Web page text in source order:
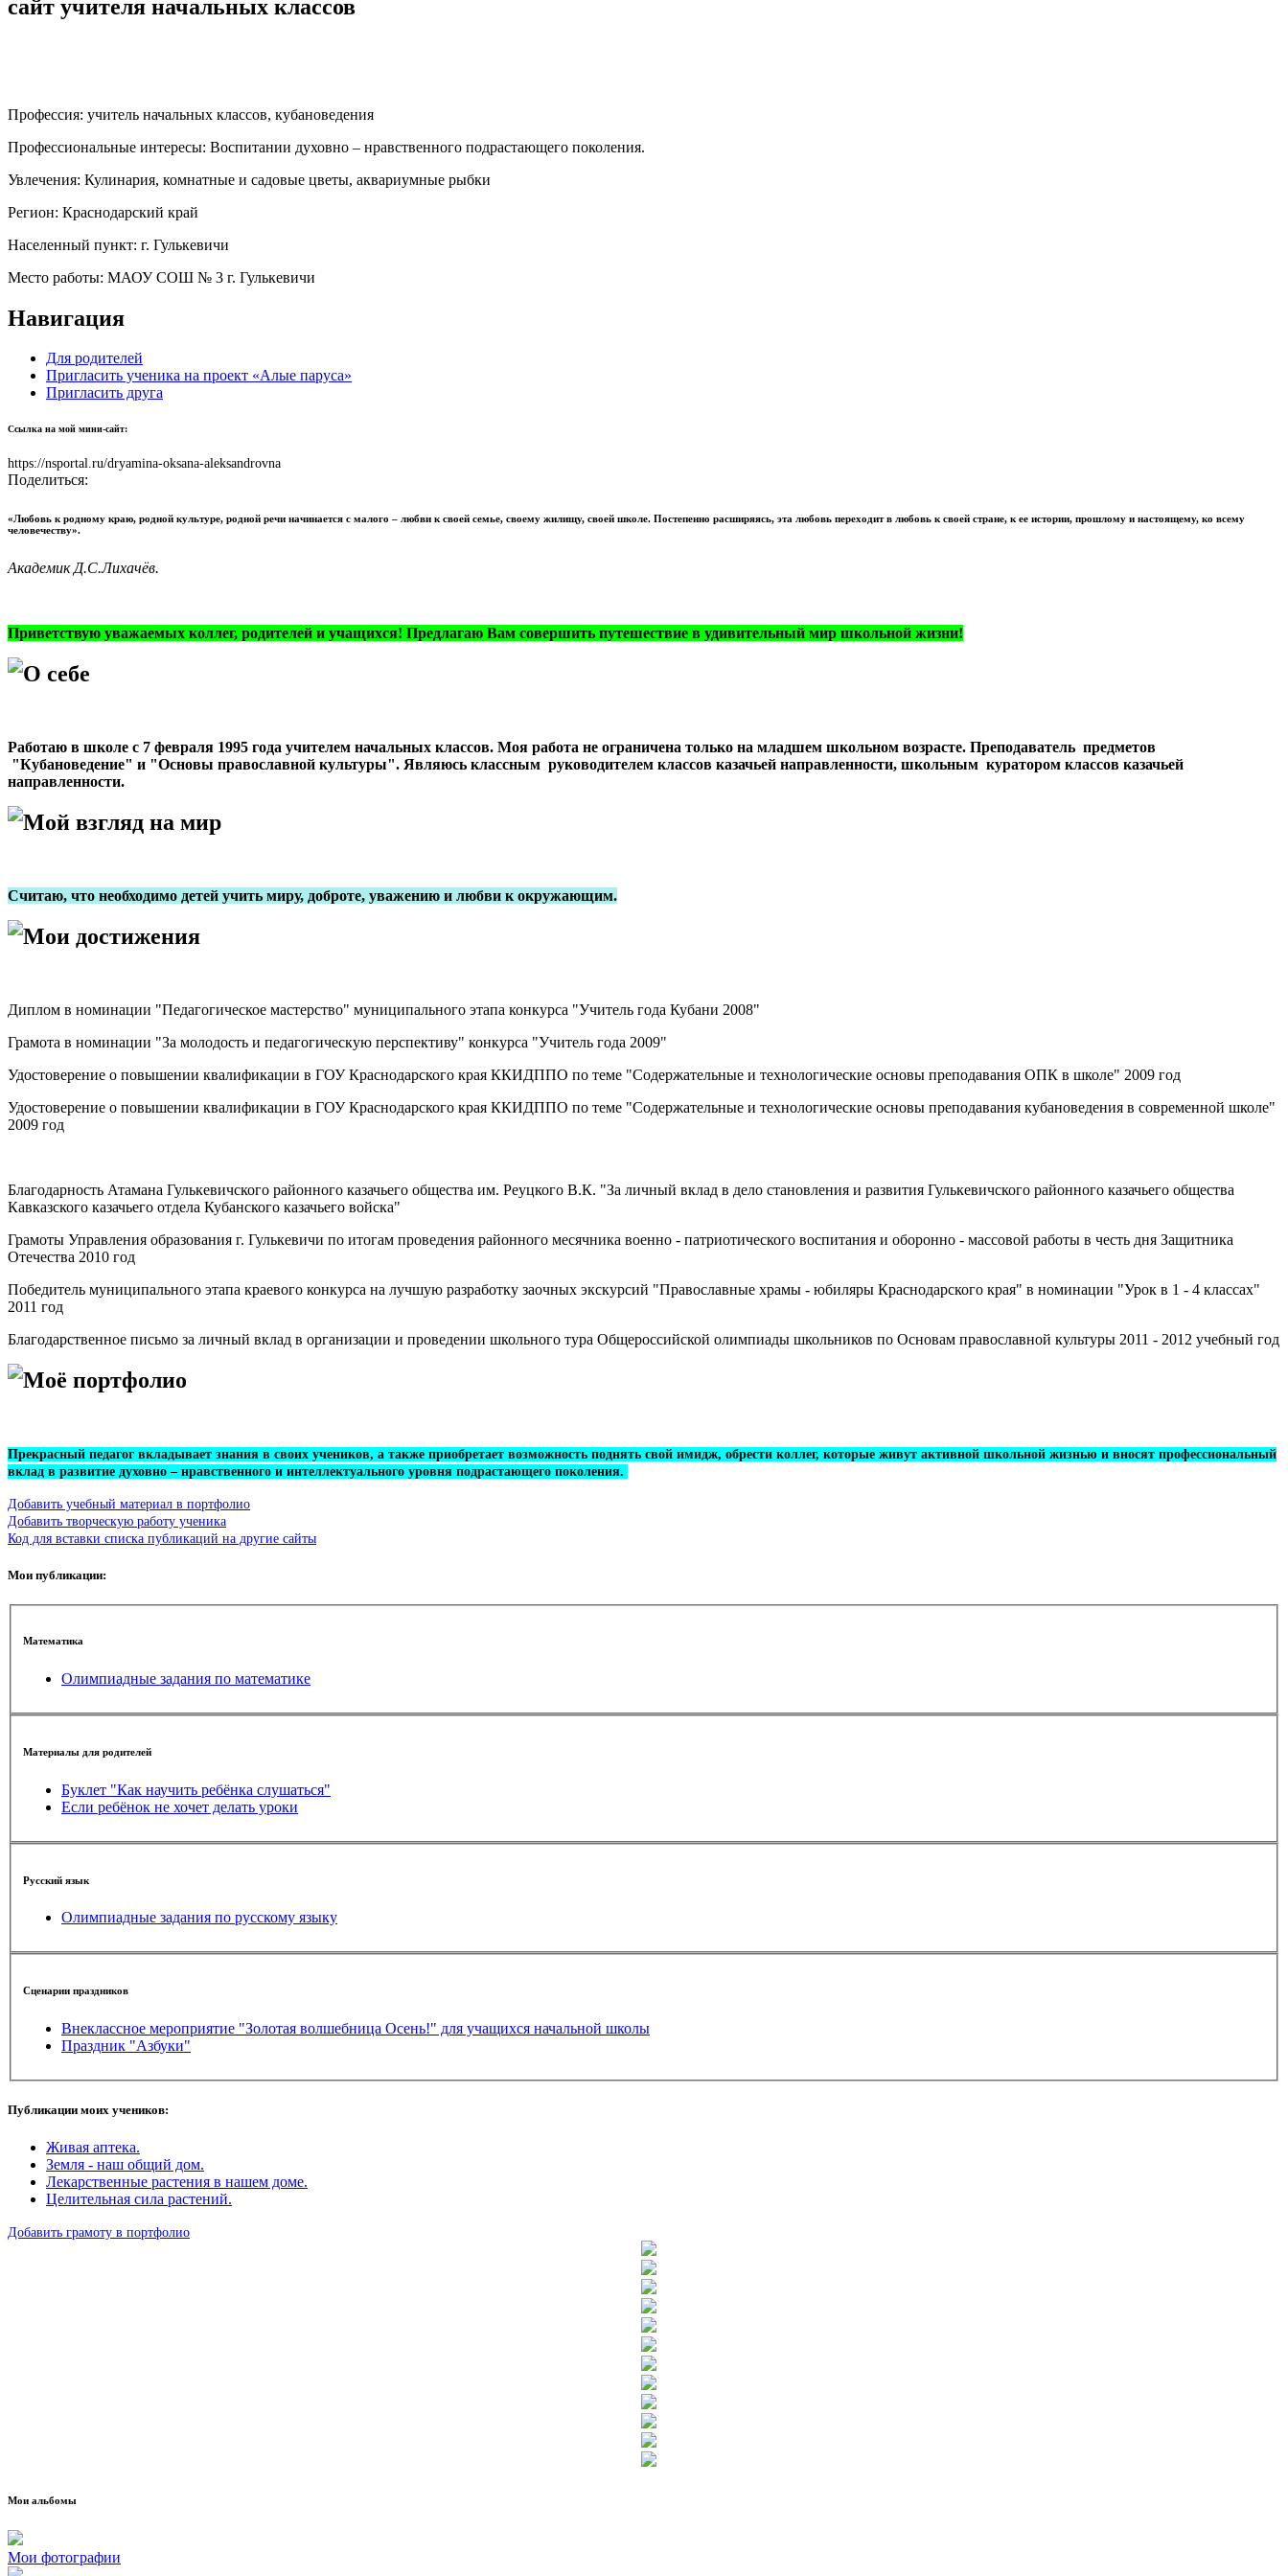
сайт учителя начальных классов
Профессия: учитель начальных классов, кубановедения
Профессиональные интересы: Воспитании духовно – нравственного подрастающего поколения.
Увлечения: Кулинария, комнатные и садовые цветы, аквариумные рыбки
Регион: Краснодарский край
Населенный пункт: г. Гулькевичи
Место работы: МАОУ СОШ № 3 г. Гулькевичи
Навигация
Для родителей
Пригласить ученика на проект «Алые паруса»
Пригласить друга
Ссылка на мой мини-сайт:
https://nsportal.ru/dryamina-oksana-aleksandrovna
Поделиться:
«Любовь к родному краю, родной культуре, родной речи начинается с малого – любви к своей семье, своему жилищу, своей школе. Постепенно расширяясь, эта любовь переходит в любовь к своей стране, к ее истории, прошлому и настоящему, ко всему
человечеству».
Академик Д.С.Лихачёв.
Приветствую уважаемых коллег, родителей и учащихся! Предлагаю Вам совершить путешествие в удивительный мир школьной жизни!
О себе
Работаю в школе с 7 февраля 1995 года учителем начальных классов. Моя работа не ограничена только на младшем школьном возрасте. Преподаватель предметов
"Кубановедение" и "Основы православной культуры". Являюсь классным руководителем классов казачьей направленности, школьным куратором классов казачьей
направленности.
Мой взгляд на мир
Считаю, что необходимо детей учить миру, доброте, уважению и любви к окружающим.
Мои достижения
Диплом в номинации "Педагогическое мастерство" муниципального этапа конкурса "Учитель года Кубани 2008"
Грамота в номинации "За молодость и педагогическую перспективу" конкурса "Учитель года 2009"
Удостоверение о повышении квалификации в ГОУ Краснодарского края ККИДППО по теме "Содержательные и технологические основы преподавания ОПК в школе" 2009 год
Удостоверение о повышении квалификации в ГОУ Краснодарского края ККИДППО по теме "Содержательные и технологические основы преподавания кубановедения в современной школе"
2009 год
Благодарность Атамана Гулькевичского районного казачьего общества им. Реуцкого В.К. "За личный вклад в дело становления и развития Гулькевичского районного казачьего общества
Кавказского казачьего отдела Кубанского казачьего войска"
Грамоты Управления образования г. Гулькевичи по итогам проведения районного месячника военно - патриотического воспитания и оборонно - массовой работы в честь дня Защитника
Отечества 2010 год
Победитель муниципального этапа краевого конкурса на лучшую разработку заочных экскурсий "Православные храмы - юбиляры Краснодарского края" в номинации "Урок в 1 - 4 классах"
2011 год
Благодарственное письмо за личный вклад в организации и проведении школьного тура Общероссийской олимпиады школьников по Основам православной культуры 2011 - 2012 учебный год
Моё портфолио
Прекрасный педагог вкладывает знания в своих учеников, а также приобретает возможность поднять свой имидж, обрести коллег, которые живут активной школьной жизнью и вносят профессиональный
вклад в развитие духовно – нравственного и интеллектуального уровня подрастающего поколения.
Добавить учебный материал в портфолио
Добавить творческую работу ученика
Код для вставки списка публикаций на другие сайты
Мои публикации:
Математика
Олимпиадные задания по математике
Материалы для родителей
Буклет "Как научить ребёнка слушаться"
Если ребёнок не хочет делать уроки
Русский язык
Олимпиадные задания по русскому языку
Сценарии праздников
Внеклассное мероприятие "Золотая волшебница Осень!" для учащихся начальной школы
Праздник "Азбуки"
Публикации моих учеников:
Живая аптека.
Земля - наш общий дом.
Лекарственные растения в нашем доме.
Целительная сила растений.
Добавить грамоту в портфолио
Мои альбомы
Мои фотографии